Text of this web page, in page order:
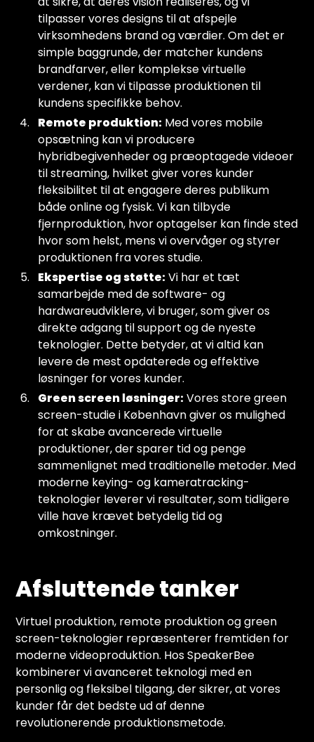
tilpasser vores designs til at afspejle
virksomhedens brand og værdier. Om det er
simple baggrunde, der matcher kundens
brandfarver, eller komplekse virtuelle
verdener, kan vi tilpasse produktionen til
kundens specifikke behov.
Remote produktion: Med vores mobile
opsætning kan vi producere
hybridbegivenheder og præoptagede videoer
til streaming, hvilket giver vores kunder
fleksibilitet til at engagere deres publikum
både online og fysisk. Vi kan tilbyde
fjernproduktion, hvor optagelser kan finde sted
hvor som helst, mens vi overvåger og styrer
produktionen fra vores studie.
Ekspertise og støtte:Vi har et tæt
samarbejde med de software- og
hardwareudviklere, vi bruger, som giver os
direkte adgang til support og de nyeste
teknologier. Dette betyder, at vi altid kan
levere de mest opdaterede og effektive
løsninger for vores kunder.
Green screen løsninger:Vores store green
screen-studie i København giver os mulighed
for at skabe avancerede virtuelle
produktioner, der sparer tid og penge
sammenlignet med traditionelle metoder. Med
moderne keying- og kameratracking-
teknologier leverer vi resultater, som tidligere
ville have krævet betydelig tid og
omkostninger.
Afsluttende tanker
Virtuel produktion, remote produktion og green
screen-teknologier repræsenterer fremtiden for
moderne videoproduktion. Hos SpeakerBee
kombinerer vi avanceret teknologi med en
personlig og fleksibel tilgang, der sikrer, at vores
kunder får det bedste ud af denne
revolutionerende produktionsmetode.